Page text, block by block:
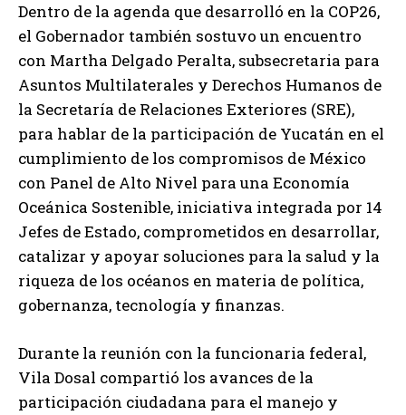
Dentro de la agenda que desarrolló en la COP26,
el Gobernador también sostuvo un encuentro
con Martha Delgado Peralta, subsecretaria para
Asuntos Multilaterales y Derechos Humanos de
la Secretaría de Relaciones Exteriores (SRE),
para hablar de la participación de Yucatán en el
cumplimiento de los compromisos de México
con Panel de Alto Nivel para una Economía
Oceánica Sostenible, iniciativa integrada por 14
Jefes de Estado, comprometidos en desarrollar,
catalizar y apoyar soluciones para la salud y la
riqueza de los océanos en materia de política,
gobernanza, tecnología y finanzas.
Durante la reunión con la funcionaria federal,
Vila Dosal compartió los avances de la
participación ciudadana para el manejo y